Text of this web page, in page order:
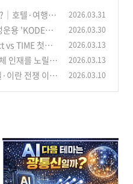
｜호텔·여행·
2026.03.31
운용 'KODEX
이유
(34)
2026.03.30
vs TIME 첫날
이 (21)
2026.03.13
인재를 노릴
경쟁의 이유
2026.03.13
이란 전쟁 이후
2026.03.10